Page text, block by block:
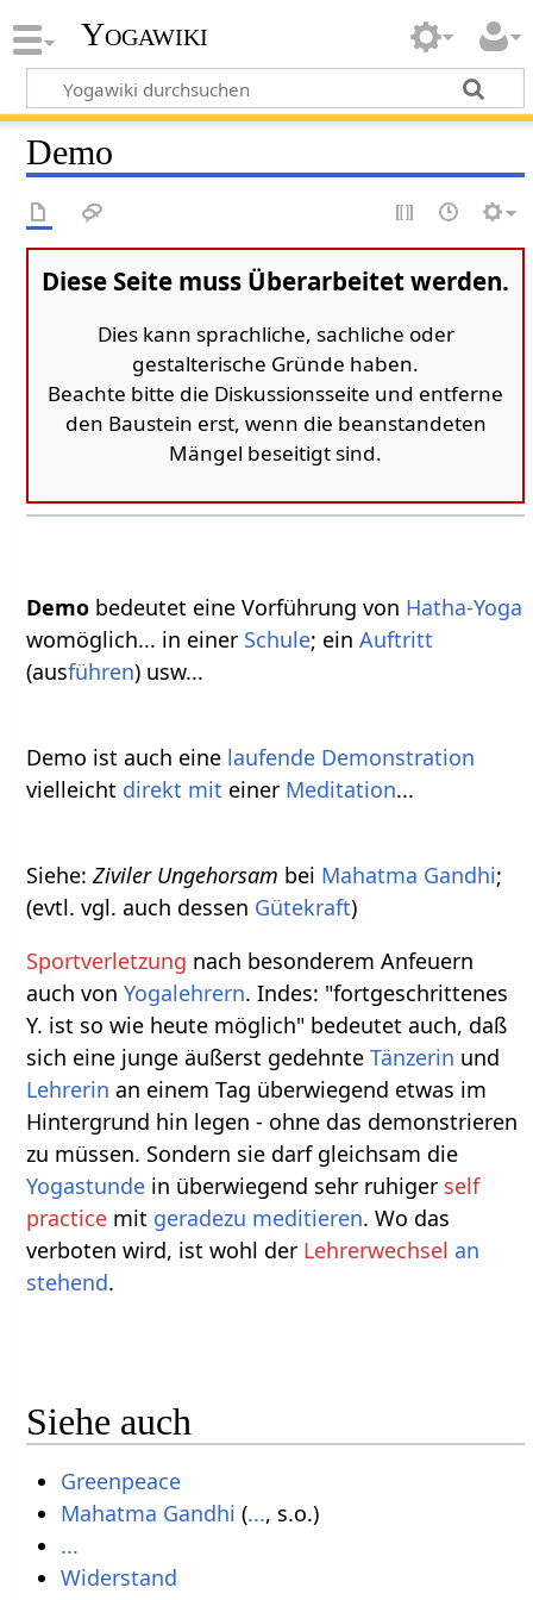
Yogawiki
Demo
Diese Seite muss Überarbeitet werden.
Dies kann sprachliche, sachliche oder
gestalterische Gründe haben.
Beachte bitte die Diskussionsseite und entferne
den Baustein erst, wenn die beanstandeten
Mängel beseitigt sind.
Demo bedeutet eine Vorführung von Hatha-Yoga
womöglich... in einer Schule; einAuftritt
(ausführen) usw...
Demo ist auch eine laufende Demonstration
vielleicht direkt mit einer Meditation...
Siehe:Ziviler Ungehorsam bei Mahatma Gandhi;
(evtl. vgl. auch dessen Gütekraft)
Sportverletzung nach besonderem Anfeuern
auch vonYogalehrern. Indes: "fortgeschrittenes
Y. ist so wie heute möglich" bedeutet auch, daß
sich eine junge äußerst gedehnteTänzerin und
Lehrerin an einem Tag überwiegend etwas im
Hintergrund hin legen - ohne das demonstrieren
zu müssen. Sondern sie darf gleichsam die
Yogastunde in überwiegend sehr ruhiger self
practice mit geradezu meditieren. Wo das
verboten wird, ist wohl der Lehrerwechsel an
stehend.
Siehe auch
Greenpeace
Mahatma Gandhi (..., s.o.)
...
Widerstand